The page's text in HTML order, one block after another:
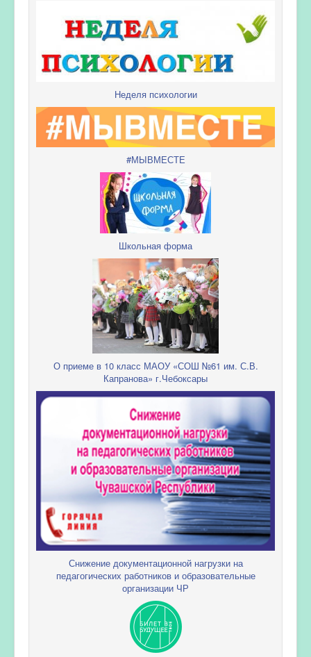
Неделя психологии
#МЫВМЕСТЕ
Школьная форма
О приеме в 10 класс МАОУ «СОШ №61 им. С.В.
Капранова» г.Чебоксары
Снижение документационной нагрузки на
педагогических работников и образовательные
организации ЧР